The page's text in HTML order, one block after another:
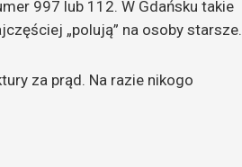
997 lub 112. W Gdańsku takie
„polują” na osoby starsze.
za prąd. Na razie nikogo